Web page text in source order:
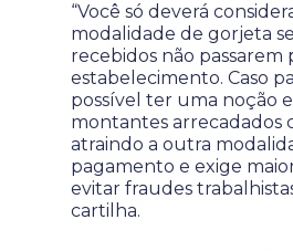
“Você só deverá
modalidade de gorjeta
recebidos não passarem
estabelecimento. Caso
possível ter uma noção
montantes arrecadados
atraindo a outra
pagamento e exige
evitar fraudes
cartilha.